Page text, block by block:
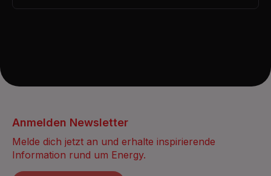
s
Anmelden Newsletter
Melde dich jetzt an und erhalte inspirierende
Information rund um Energy.